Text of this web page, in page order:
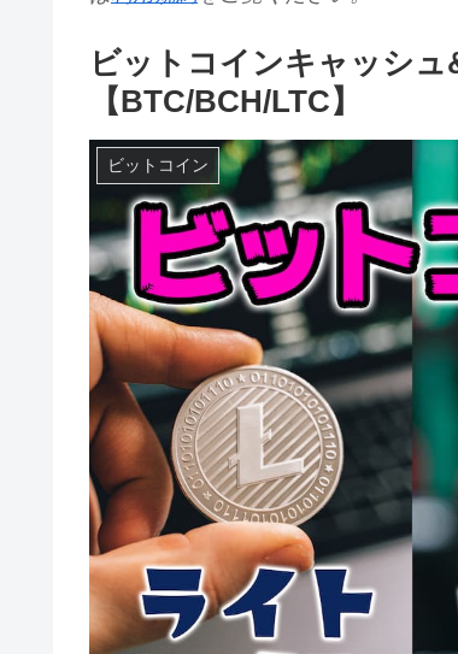
ビットコインキャッシ
【BTC/BCH/LTC】
ビットコイン